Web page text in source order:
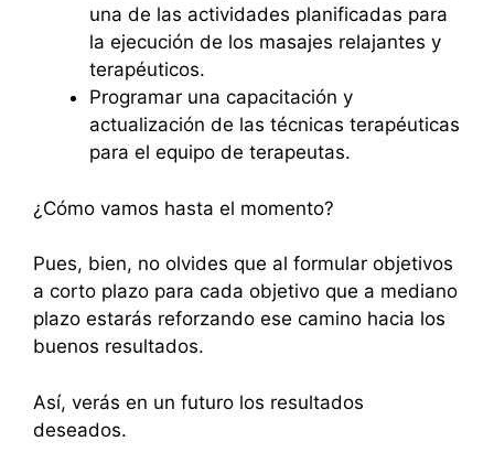
una de las actividades planificadas para
la ejecución de los masajes relajantes y
terapéuticos.
Programar una capacitación y
actualización de las técnicas terapéuticas
para el equipo de terapeutas.
¿Cómo vamos hasta el momento?
Pues, bien, no olvides que al formular objetivos
a corto plazo para cada objetivo que a mediano
plazo estarás reforzando ese camino hacia los
buenos resultados.
Así, verás en un futuro los resultados
deseados.